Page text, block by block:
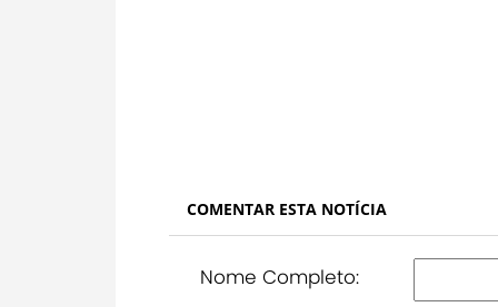
COMENTAR ESTA NOTÍCIA
Nome Completo: